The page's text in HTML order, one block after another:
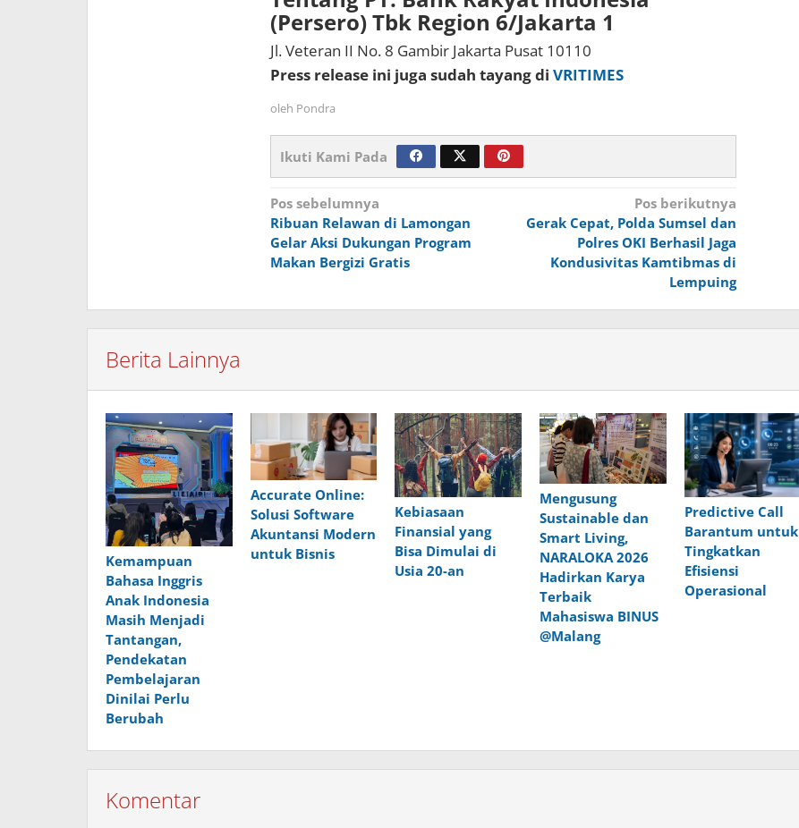
(Persero) Tbk Region 6/Jakarta 1
Jl. Veteran II No. 8 Gambir Jakarta Pusat 10110
Press release ini juga sudah tayang di VRITIMES
oleh Pondra
Ikuti Kami Pada
Navigasi
pos
Pos sebelumnya
Ribuan Relawan di Lamongan
Gelar Aksi Dukungan Program
Makan Bergizi Gratis
Pos berikutnya
Gerak Cepat, Polda Sumsel dan
Polres OKI Berhasil Jaga
Kondusivitas Kamtibmas di
Lempuing
Berita Lainnya
Kemampuan
Bahasa Inggris
Anak Indonesia
Masih Menjadi
Tantangan,
Pendekatan
Pembelajaran
Dinilai Perlu
Berubah
Accurate Online:
Solusi Software
Akuntansi Modern
untuk Bisnis
Kebiasaan
Finansial yang
Bisa Dimulai di
Usia 20-an
Mengusung
Sustainable dan
Smart Living,
NARALOKA 2026
Hadirkan Karya
Terbaik
Mahasiswa BINUS
@Malang
Predictive Call
Barantum untuk
Tingkatkan
Efisiensi
Operasional
Komentar